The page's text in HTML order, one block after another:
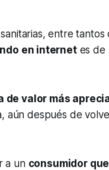
entre tantos
en internetes de
de valor más
aún después de
a un consumidor